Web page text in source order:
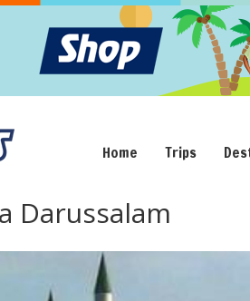
Home Trips
Darussalam